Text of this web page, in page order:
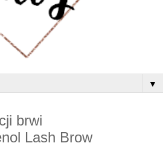
▼
brwi
Lash Brow